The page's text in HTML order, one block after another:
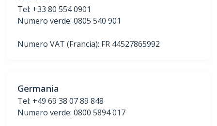
Tel: +33 80 554 0901
Numero verde: 0805 540 901
Numero VAT (Francia): FR 44527865992
Germania
Tel: +49 69 38 07 89 848
Numero verde: 0800 5894 017